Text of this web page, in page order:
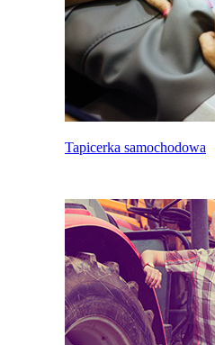
Tapicerka samochodowa